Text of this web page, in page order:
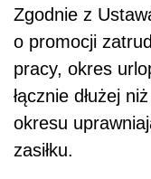
Zgodnie z
o promocji
pracy, okres
łącznie dłużej
okresu
zasiłku.